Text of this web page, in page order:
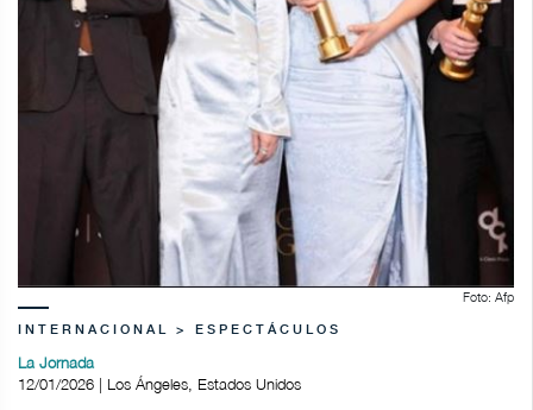
Foto: Afp
INTERNACIONAL > ESPECTÁCULOS
La Jornada
12/01/2026 | Los Ángeles, Estados Unidos